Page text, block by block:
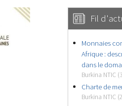
Fil
Monnaies
Afrique :
dans le
Burkina NTIC
Charte de
Burkina NTIC